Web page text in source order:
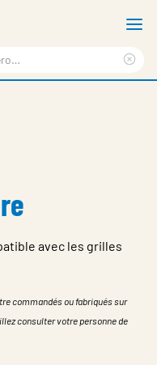
avec les grilles
commandés ou fabriqués sur
consulter votre personne de